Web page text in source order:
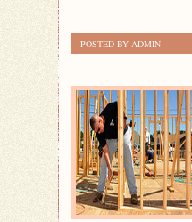
POSTED BY ADMIN